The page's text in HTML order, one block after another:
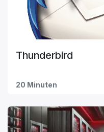
Thunderbird
20 Minuten